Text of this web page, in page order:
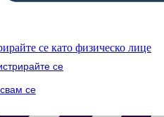
се като физическо лице
се
се